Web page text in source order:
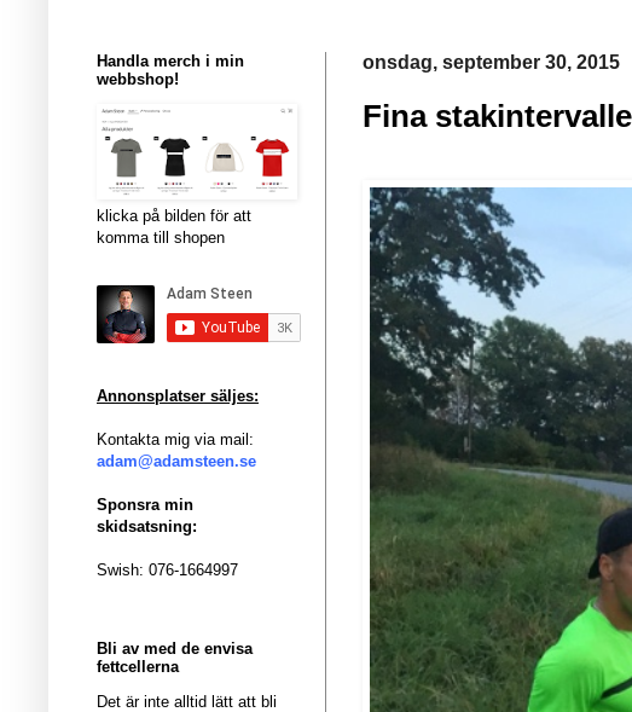
onsdag, september 30, 2015
Fina
Handla merch i min
webbshop!
klicka på bilden för att
komma till shopen
Annonsplatser säljes:
Kontakta mig via mail:
adam@adamsteen.se
Sponsra min
skidsatsning:
Swish: 076-1664997
Bli av med de envisa
fettcellerna
Det är inte alltid lätt att bli